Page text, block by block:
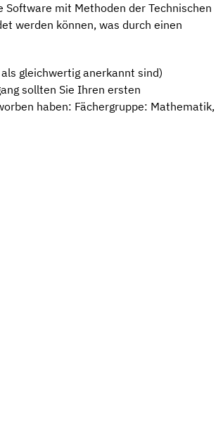
mit Methoden der Technischen
werden können, was durch einen
gleichwertig anerkannt sind)
sollten Sie Ihren ersten
haben: Fächergruppe: Mathematik,